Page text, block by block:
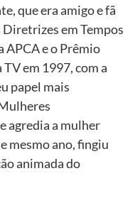
que era amigo e fã
Diretrizes em Tempos
APCA e o Prêmio
em 1997, com a
papel mais
agredia a mulher
mesmo ano, fingiu
animada do